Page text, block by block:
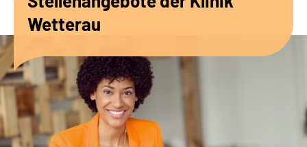
Karriere
Sozialdienste & Zuweisende
Wetterau